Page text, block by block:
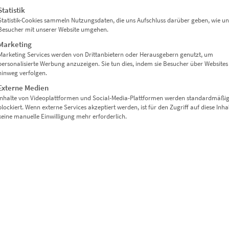
coole Wartezonen
oder Kanzleien
Wohnkonzepte
Eingangsbereichen
Cookies sammeln Nutzungsdaten, die uns Aufschluss darüber geben, wie
mit unserer Website umgehen.
Services werden von Drittanbietern oder Herausgebern genutzt, um
Werbung anzuzeigen. Sie tun dies, indem sie Besucher über Websites
verfolgen.
Medien
von Videoplattformen und Social-Media-Plattformen werden standardmäßig
Wenn externe Services akzeptiert werden, ist für den Zugriff auf diese
manuelle Einwilligung mehr erforderlich.